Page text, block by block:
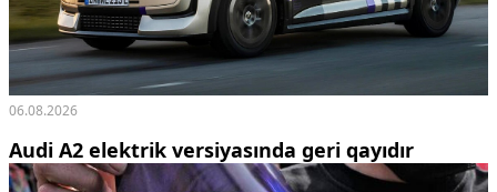
06.08.2026
Audi A2 elektrik versiyasında geri qayıdır